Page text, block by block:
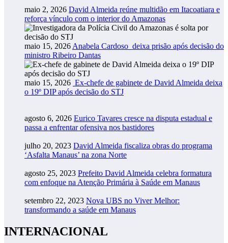
maio 2, 2026 David Almeida reúne multidão em Itacoatiara e
reforça vínculo com o interior do Amazonas
maio 15, 2026 Anabela Cardoso deixa prisão após decisão do
ministro Ribeiro Dantas
maio 15, 2026 Ex-chefe de gabinete de David Almeida deixa
o 19º DIP após decisão do STJ
agosto 6, 2026 Eurico Tavares cresce na disputa estadual e
passa a enfrentar ofensiva nos bastidores
julho 20, 2023 David Almeida fiscaliza obras do programa
‘Asfalta Manaus’ na zona Norte
agosto 25, 2023 Prefeito David Almeida celebra formatura
com enfoque na Atenção Primária à Saúde em Manaus
setembro 22, 2023 Nova UBS no Viver Melhor:
transformando a saúde em Manaus
INTERNACIONAL